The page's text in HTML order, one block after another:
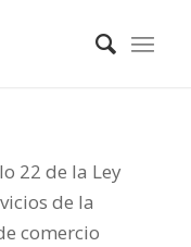
22 de la Ley
de la
comercio